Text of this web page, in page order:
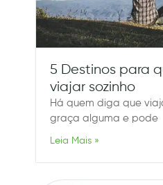
5 Destinos para
viajar sozinho
Há quem diga que
graça alguma e pode
Leia Mais »